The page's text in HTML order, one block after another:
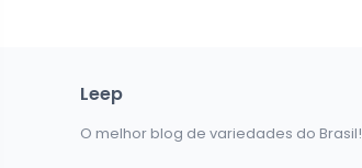
Leep
O melhor blog de variedades do Brasil!